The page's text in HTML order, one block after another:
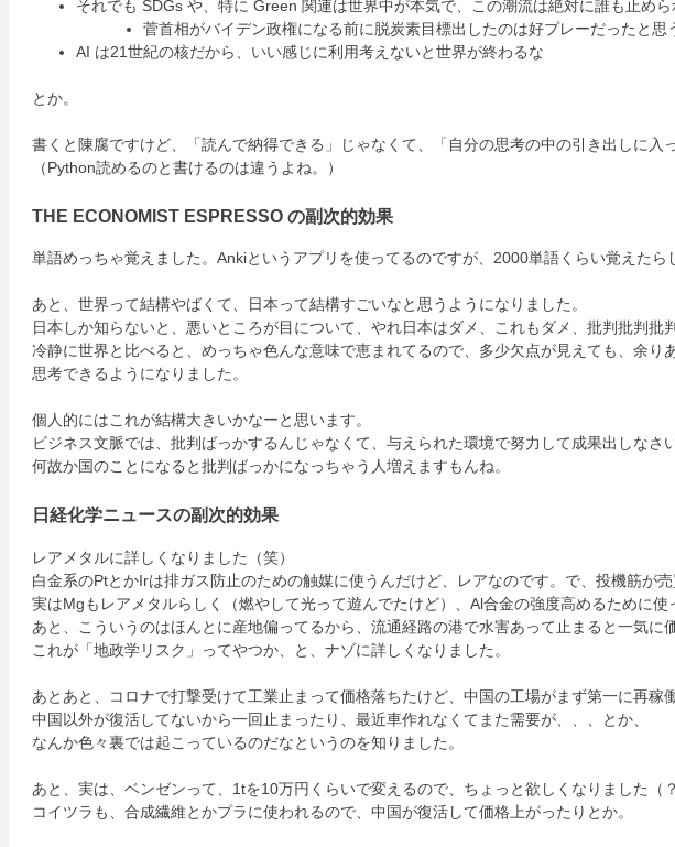
それでも SDGs や、特に Green 関連は世界中が本気で、この潮流は絶対に誰も止めら
菅首相がバイデン政権になる前に脱炭素目標出したのは好プレーだったと思
AI は21世紀の核だから、いい感じに利用考えないと世界が終わるな
とか。
書くと陳腐ですけど、「読んで納得できる」じゃなくて、「自分の思考の中の引き出しに
（Python読めるのと書けるのは違うよね。）
THE ECONOMIST ESPRESSO の副次的効果
単語めっちゃ覚えました。Ankiというアプリを使ってるのですが、2000単語くらい覚えたら
あと、世界って結構やばくて、日本って結構すごいなと思うようになりました。
日本しか知らないと、悪いところが目について、やれ日本はダメ、これもダメ、批判批判批
冷静に世界と比べると、めっちゃ色んな意味で恵まれてるので、多少欠点が見えても、余
思考できるようになりました。
個人的にはこれが結構大きいかなーと思います。
ビジネス文脈では、批判ばっかするんじゃなくて、与えられた環境で努力して成果出しなさ
何故か国のことになると批判ばっかになっちゃう人増えますもんね。
日経化学ニュースの副次的効果
レアメタルに詳しくなりました（笑）
白金系のPtとかIrは排ガス防止のための触媒に使うんだけど、レアなのです。で、投機筋が
実はMgもレアメタルらしく（燃やして光って遊んでたけど）、Al合金の強度高めるために使
あと、こういうのはほんとに産地偏ってるから、流通経路の港で水害あって止まると一気に
これが「地政学リスク」ってやつか、と、ナゾに詳しくなりました。
あとあと、コロナで打撃受けて工業止まって価格落ちたけど、中国の工場がまず第一に再稼
中国以外が復活してないから一回止まったり、最近車作れなくてまた需要が、、、とか、
なんか色々裏では起こっているのだなというのを知りました。
あと、実は、ベンゼンって、1tを10万円くらいで変えるので、ちょっと欲しくなりました（？
コイツラも、合成繊維とかプラに使われるので、中国が復活して価格上がったりとか。